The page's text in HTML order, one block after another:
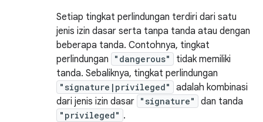
Setiap tingkat perlindungan terdiri dari satu
jenis izin dasar serta tanpa tanda atau dengan
beberapa tanda. Contohnya, tingkat
perlindungan
"dangerous"
tidak memiliki
tanda. Sebaliknya, tingkat perlindungan
"signature|privileged"
adalah kombinasi
dari jenis izin dasar "signature" dan tanda
"privileged" .